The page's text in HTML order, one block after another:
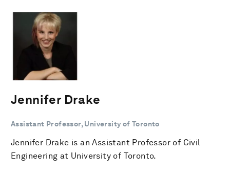
Jennifer Drake
Assistant Professor, University of Toronto
Jennifer Drake is an Assistant Professor of Civil
Engineering at University of Toronto.